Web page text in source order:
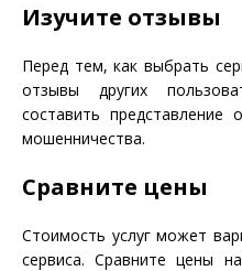
Изучите отзывы
Перед тем, как выбрать
отзывы других
составить представление
мошенничества.
Сравните цены
Стоимость услуг может
сервиса. Сравните цены